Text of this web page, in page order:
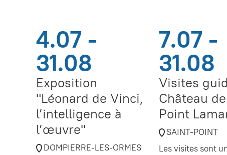
4.07 -
31.08
Exposition
"Léonard de Vinci,
l’intelligence à
l’œuvre"
DOMPIERRE-LES-ORMES
7.07 -
31.08
Visites
Château
Point
SAINT-POINT
Les visites sont